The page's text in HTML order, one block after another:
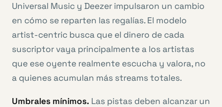
Universal Music y Deezer impulsaron un cambio
en cómo se reparten las regalías. El modelo
artist-centric busca que el dinero de cada
suscriptor vaya principalmente a los artistas
que ese oyente realmente escucha y valora, no
a quienes acumulan más streams totales.
Umbrales mínimos. Las pistas deben alcanzar un